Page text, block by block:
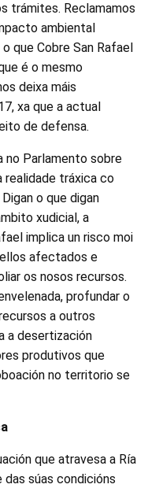
trámites. Reclamamos
ambiental
que Cobre San Rafael
é o mesmo
deixa máis
xa que a actual
de defensa.
no Parlamento sobre
realidade tráxica co
o que digan
xudicial, a
implica un risco moi
afectados e
os nosos recursos.
profundar o
a outros
a desertización
produtivos que
no territorio se
que atravesa a Ría
súas condicións